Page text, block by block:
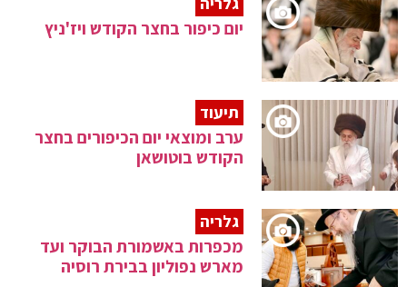
יום כיפור בחצר הקודש ויז'ניץ
תיעוד
ערב ומוצאי יום הכיפורים בחצר
הקודש בוטושאן
גלריה
מכפרות באשמורת הבוקר ועד
מארש נפוליון בבירת רוסיה